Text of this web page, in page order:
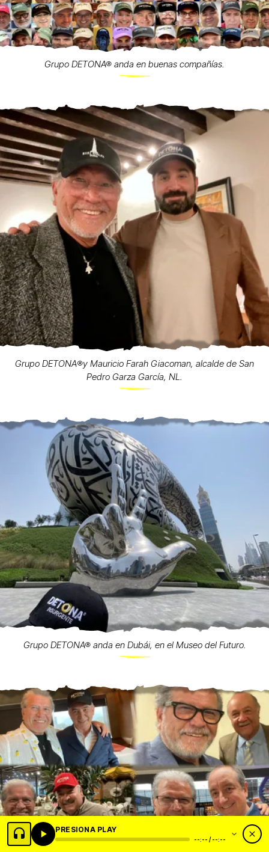
Grupo DETONA® anda en buenas compañías.
Grupo DETONA®️y Mauricio Farah Giacoman, alcalde de San
Pedro Garza García, NL.
Grupo DETONA® anda en Dubái, en el Museo del Futuro.
PRESIONA PLAY
--:-- / --:--